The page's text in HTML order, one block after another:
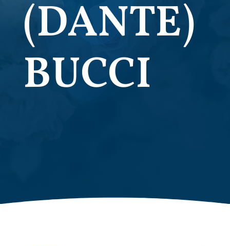
(DANTE)
BUCCI